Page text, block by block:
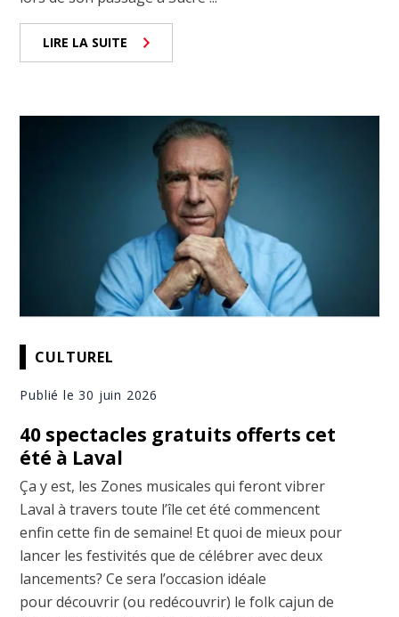
LIRE LA SUITE
CULTUREL
Publié le 30 juin 2026
40 spectacles gratuits offerts cet
été à Laval
Ça y est, les Zones musicales qui feront vibrer
Laval à travers toute l’île cet été commencent
enfin cette fin de semaine! Et quoi de mieux pour
lancer les festivités que de célébrer avec deux
lancements? Ce sera l’occasion idéale
pour découvrir (ou redécouvrir) le folk cajun de